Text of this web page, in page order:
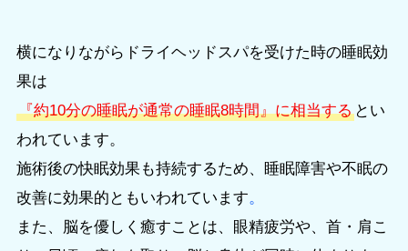
横になりながらドライヘッドスパを受けた時の睡眠効
果は
『約10分の睡眠が通常の睡眠8時間』に相当するとい
われています。
施術後の快眠効果も持続するため、睡眠障害や不眠の
改善に効果的ともいわれています。
また、脳を優しく癒すことは、眼精疲労や、首・肩こ